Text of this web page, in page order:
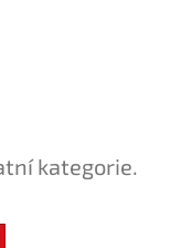
kategorie.